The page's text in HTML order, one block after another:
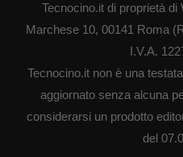
Tecnocino.it di proprietà
Marchese 10, 00141 Roma
I.V.A.
Tecnocino.it non è una
aggiornato senza alcuna
considerarsi un prodotto
del